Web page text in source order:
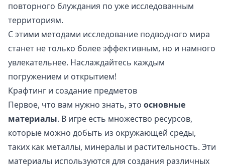
повторного блуждания по уже исследованным
территориям.
С этими методами исследование подводного мира
станет не только более эффективным, но и намного
увлекательнее. Наслаждайтесь каждым
погружением и открытием!
Крафтинг и создание предметов
Первое, что вам нужно знать, это основные
материалы. В игре есть множество ресурсов,
которые можно добыть из окружающей среды,
таких как металлы, минералы и растительность. Эти
материалы используются для создания различных